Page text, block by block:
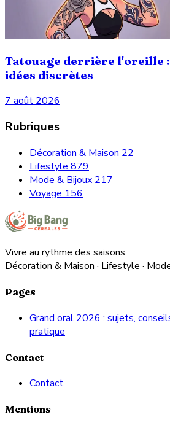
Tatouage derrière l'oreille
idées discrètes
7 août 2026
Rubriques
Décoration & Maison 22
Lifestyle 879
Mode & Bijoux 217
Voyage 156
Vivre au rythme des saisons.
Décoration & Maison · Lifestyle ·
Pages
Grand oral 2026 : sujets,
pratique
Contact
Contact
Mentions